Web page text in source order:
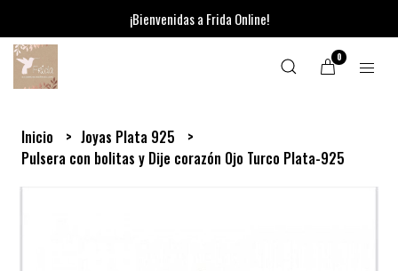
¡Bienvenidas a Frida Online!
0
Inicio
Joyas Plata 925
Pulsera con bolitas y Dije corazón Ojo Turco Plata-925